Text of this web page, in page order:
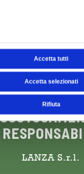
Accetta tutti
Accetta selezionati
Rifiuta
LANZA S.r.l.